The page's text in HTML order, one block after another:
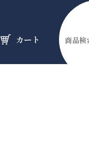
カート